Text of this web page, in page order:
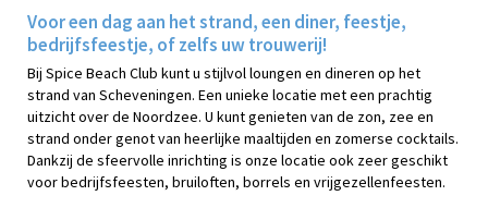
Voor een dag aan het strand, een diner, feestje,
bedrijfsfeestje, of zelfs uw trouwerij!
Bij Spice Beach Club kunt u stijlvol loungen en dineren op het
strand van Scheveningen. Een unieke locatie met een prachtig
uitzicht over de Noordzee. U kunt genieten van de zon, zee en
strand onder genot van heerlijke maaltijden en zomerse cocktails.
Dankzij de sfeervolle inrichting is onze locatie ook zeer geschikt
voor bedrijfsfeesten, bruiloften, borrels en vrijgezellenfeesten.